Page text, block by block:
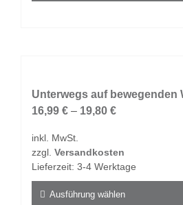
auf.
Die
können
auf
Produktseite
Unterwegs auf bewegenden
16,99 € – 19,80 €
inkl. MwSt.
zzgl. Versandkosten
Lieferzeit: 3-4 Werktage
Ausführung wählen